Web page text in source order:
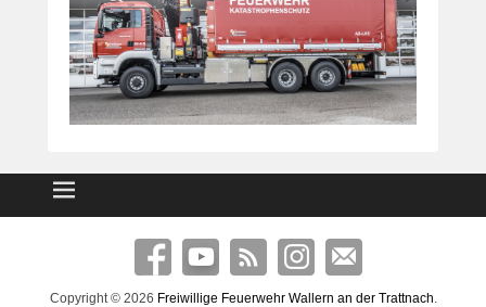
Copyright © 2026 Freiwillige Feuerwehr Wallern an der Trattnach.